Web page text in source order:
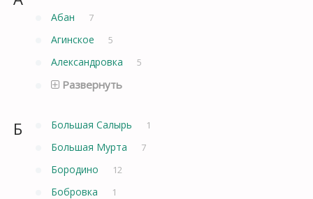
Абан 7
Агинское 5
Александровка 5
Развернуть
Б Большая Салырь 1
Большая Мурта 7
Бородино 12
Бобровка 1